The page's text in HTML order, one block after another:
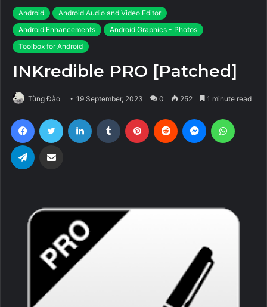
Android
Android Audio and Video Editor
Android Enhancements
Android Graphics - Photos
Toolbox for Android
INKredible PRO [Patched]
Tùng Đào 19 September, 2023 0 252 1 minute read
FacebookTwitter LinkedIn Tumblr Pinterest Reddit Messenger
Telegram Share via Email